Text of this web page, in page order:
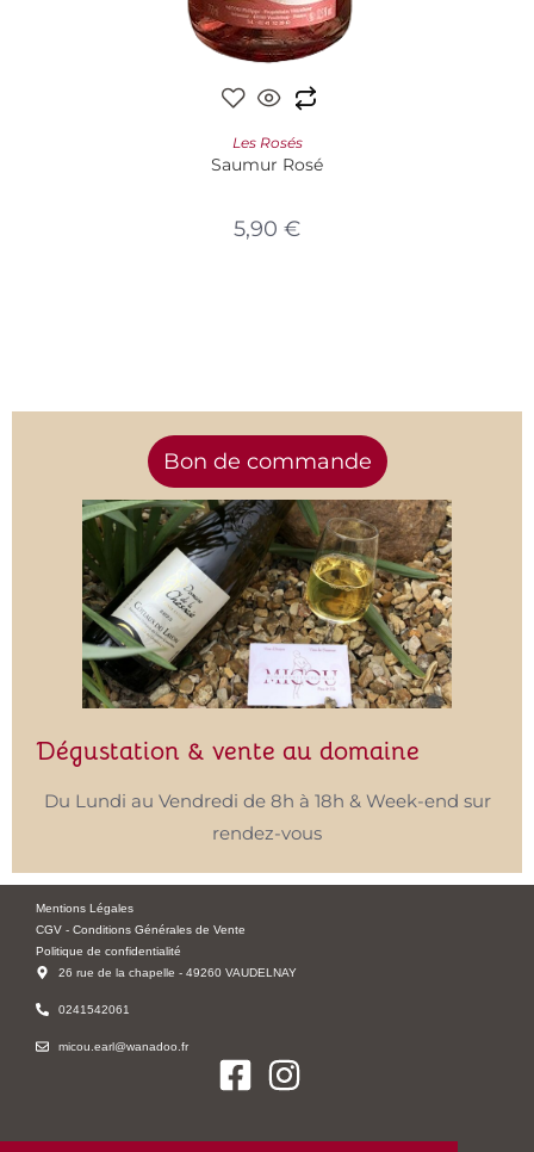
AJOUTER AU PANIER
Les Rosés
Saumur Rosé
5,90 €
Bon de commande
Dégustation & vente au domaine
Du Lundi au Vendredi de 8h à 18h & Week-end sur
rendez-vous
Mentions Légales
CGV - Conditions Générales de Vente
Politique de confidentialité
26 rue de la chapelle - 49260 VAUDELNAY
0241542061
micou.earl@wanadoo.fr